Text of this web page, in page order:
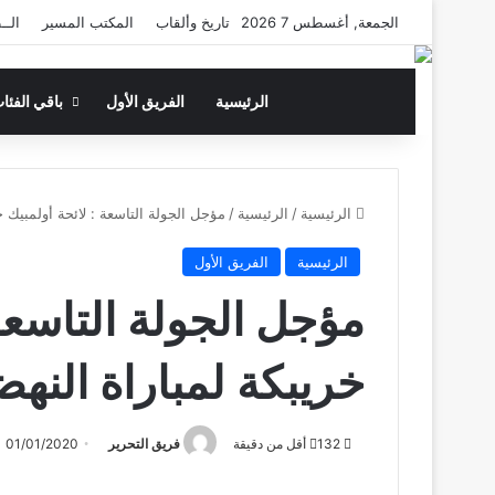
الجمعة, أغسطس 7 2026 تاريخ وألقاب المكتب المسير
الرئيسية الفريق الأول باقي
الرئيسية / الرئيسية / مؤجل الجولة التاسعة : لائحة أولمبيك
الرئيسية الفريق الأول
مؤجل الجولة
خريبكة لمباراة
فريق التحرير 01/01/2020 أقل من دقيقة